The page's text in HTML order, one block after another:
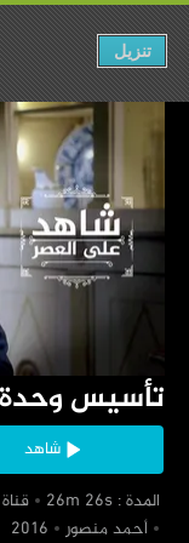
‏تأسيس وحدة
شاهد
‏ المدة : 26m 26s
‏أحمد منصور
تنزيل